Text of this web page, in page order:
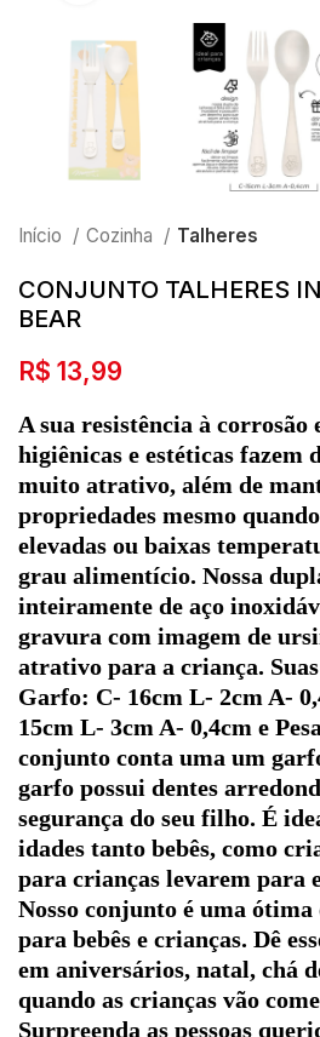
Início Cozinha Talheres
CONJUNTO TALHERES
BEAR
R$ 13,99
A sua resistência à corrosão
higiênicas e estéticas
muito atrativo, além de
propriedades mesmo
elevadas ou baixas
grau alimentício. Nossa
inteiramente de aço
gravura com imagem de
atrativo para a criança.
Garfo: C- 16cm L- 2cm A-
15cm L- 3cm A- 0,4cm e
conjunto conta uma um
garfo possui dentes
segurança do seu filho. É
idades tanto bebês, como
para crianças levarem para
Nosso conjunto é uma ótima
para bebês e crianças. Dê
em aniversários, natal, chá
quando as crianças vão
Surpreenda as pessoas